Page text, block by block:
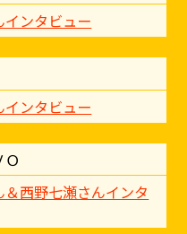
ンタビュー
ンタビュー
Ｏ
西野七瀬さんインタ